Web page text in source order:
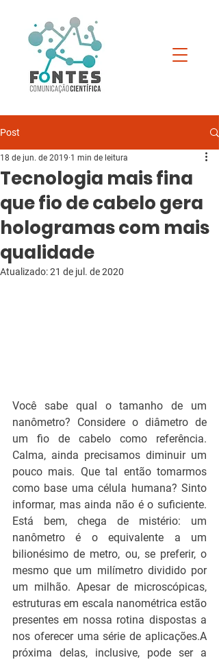
Post
Tecnologia mais fina
que fio de cabelo gera
hologramas com mais
qualidade
18 de jun. de 2019 1 min de leitura
Atualizado:21 de jul. de 2020
Você sabe qual o tamanho de um
nanômetro? Considere o diâmetro de
um fio de cabelo como referência.
Calma, ainda precisamos diminuir um
pouco mais. Que tal então tomarmos
como base uma célula humana? Sinto
informar, mas ainda não é o suficiente.
Está bem, chega de mistério: um
nanômetro é o equivalente a um
bilionésimo de metro, ou, se preferir, o
mesmo que um milímetro dividido por
um milhão. Apesar de microscópicas,
estruturas em escala nanométrica estão
presentes em nossa rotina dispostas a
nos oferecer uma série de aplicações.A
próxima delas, inclusive, pode ser a